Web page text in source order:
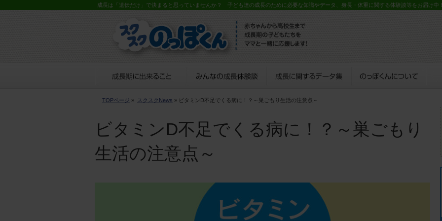
成長は「遺伝だけ」で決まると思っていませんか？ 子ども達の成長のために必要な知識やデータ、身長・体重に関する体験談等をお届け中
TOPページ » スクスクNews » ビタミンD不足でくる病に！？～巣ごもり生活の注意点～
ビタミンD不足でくる病に！？～巣ごもり
生活の注意点～